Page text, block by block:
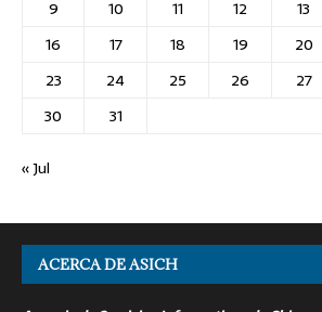
9
10 11 12 13
16
17 18 19 20
23
24 25 26 27
30
31
« Jul
ACERCA DE ASICH